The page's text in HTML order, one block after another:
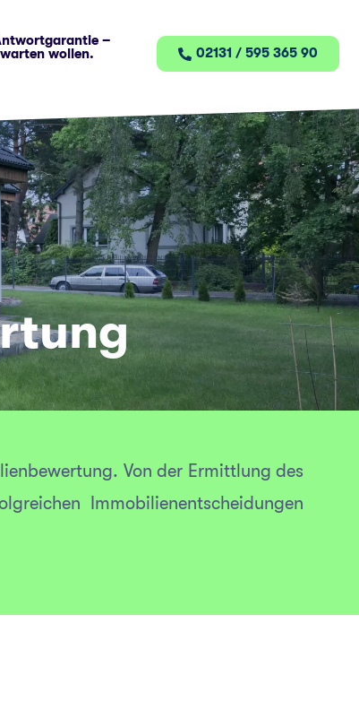
02131 / 595 365 90
–
wollen.
Von der Ermittlung des
Immobilienentscheidungen